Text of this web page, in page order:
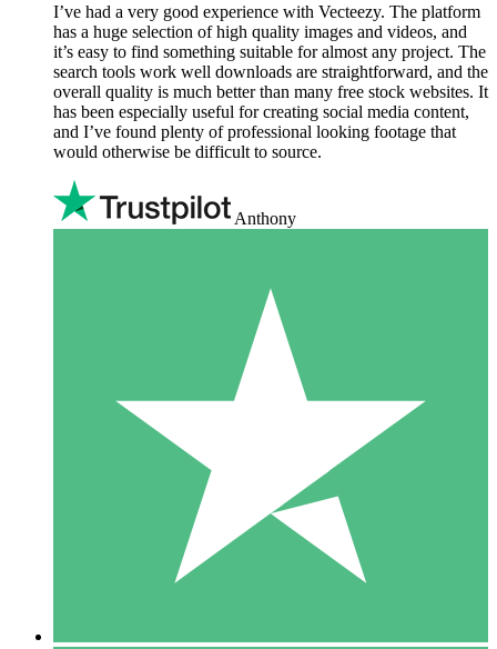
I’ve had a very good experience with Vecteezy. The platform
has a huge selection of high quality images and videos, and
it’s easy to find something suitable for almost any project. The
search tools work well downloads are straightforward, and the
overall quality is much better than many free stock websites. It
has been especially useful for creating social media content,
and I’ve found plenty of professional looking footage that
would otherwise be difficult to source.
Anthony